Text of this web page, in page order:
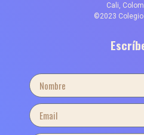
Cali,
©2023